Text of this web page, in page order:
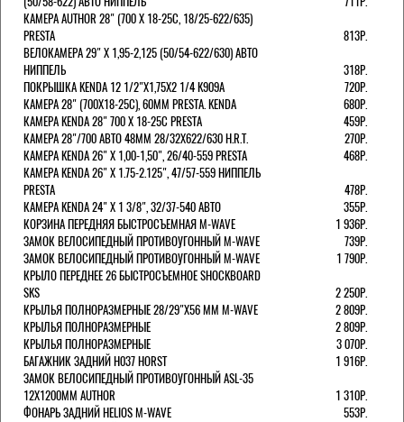
КАМЕРА AUTHOR 28" (700 Х 18-25С, 18/25-622/635)
PRESTA
813Р.
ВЕЛОКАМЕРА 29" X 1,95-2,125 (50/54-622/630) АВТО
НИППЕЛЬ
318Р.
ПОКРЫШКА KENDA 12 1/2"Х1,75X2 1/4 K909A
720Р.
КАМЕРА 28" (700Х18-25С), 60ММ PRESTA. KENDA
680Р.
КАМЕРА KENDA 28" 700 Х 18-25С PRESTA
459Р.
КАМЕРА 28"/700 АВТО 48ММ 28/32Х622/630 H.R.T.
270Р.
КАМЕРА KENDA 26" Х 1,00-1,50", 26/40-559 PRESTA
468Р.
КАМЕРА KENDA 26" Х 1.75-2.125", 47/57-559 НИППЕЛЬ
PRESTA
478Р.
КАМЕРА KENDA 24" Х 1 3/8", 32/37-540 АВТО
355Р.
КОРЗИНА ПЕРЕДНЯЯ БЫСТРОСЪЕМНАЯ M-WAVE
1 936Р.
ЗАМОК ВЕЛОСИПЕДНЫЙ ПРОТИВОУГОННЫЙ M-WAVE
739Р.
ЗАМОК ВЕЛОСИПЕДНЫЙ ПРОТИВОУГОННЫЙ M-WAVE
1 790Р.
КРЫЛО ПЕРЕДНЕЕ 26 БЫСТРОСЪЕМНОЕ SHOCKBOARD
SKS
2 250Р.
КРЫЛЬЯ ПОЛНОРАЗМЕРНЫЕ 28/29"Х56 ММ M-WAVE
2 809Р.
КРЫЛЬЯ ПОЛНОРАЗМЕРНЫЕ
2 809Р.
КРЫЛЬЯ ПОЛНОРАЗМЕРНЫЕ
3 070Р.
БАГАЖНИК ЗАДНИЙ H037 HORST
1 916Р.
ЗАМОК ВЕЛОСИПЕДНЫЙ ПРОТИВОУГОННЫЙ ASL-35
12Х1200ММ AUTHOR
1 310Р.
ФОНАРЬ ЗАДНИЙ HELIOS M-WAVE
553Р.